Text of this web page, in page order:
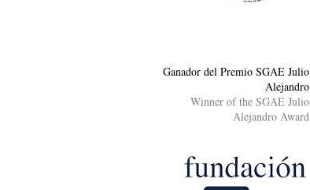
Ganador del Premio SGAE Julio
Alejandro
Winner of the SGAE Julio
Alejandro Award